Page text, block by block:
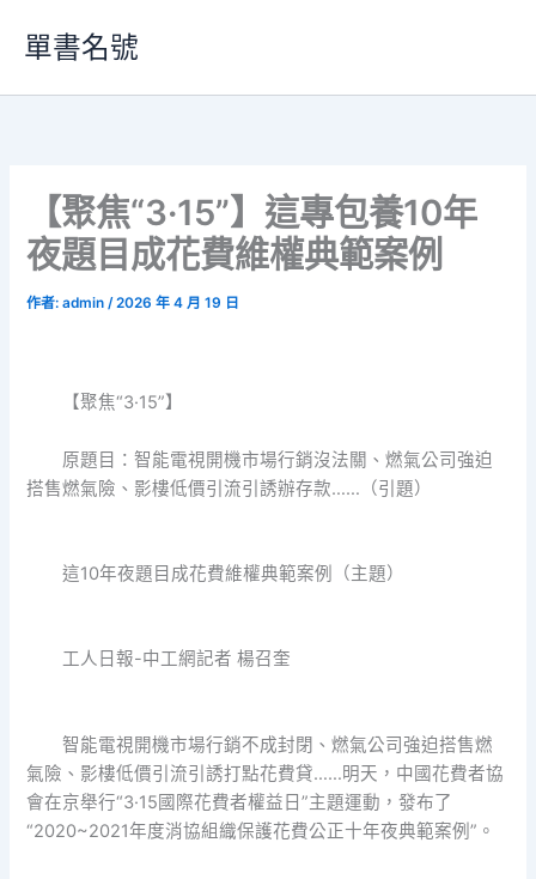
要
單書名號
【聚焦“3·15”】這專包養10年
夜題目成花費維權典範案例
作者:admin/2026 年 4 月 19 日
【聚焦“3·15”】
原題目：智能電視開機市場行銷沒法關、燃氣公司強迫
搭售燃氣險、影樓低價引流引誘辦存款……（引題）
這10年夜題目成花費維權典範案例（主題）
工人日報-中工網記者 楊召奎
智能電視開機市場行銷不成封閉、燃氣公司強迫搭售燃
氣險、影樓低價引流引誘打點花費貸……明天，中國花費者協
會在京舉行“3·15國際花費者權益日”主題運動，發布了
“2020~2021年度消協組織保護花費公正十年夜典範案例”。